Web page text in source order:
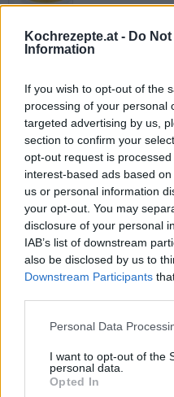
Kochrezepte.at - Do
Information
If you wish to opt-out of the
processing of your personal
targeted advertising by us,
section to confirm your
opt-out request is
interest-based ads based
us or personal information
your opt-out. You may
disclosure of your personal
IAB’s list of downstream
also be disclosed by us to
Downstream Participants
Personal Data
I want to opt-out of the
personal data.
Opted In
Marokkanische
Bissara
Tofu Suppe
Leicht
Schnelle
Leicht
Russische
Mittel
Schnelle